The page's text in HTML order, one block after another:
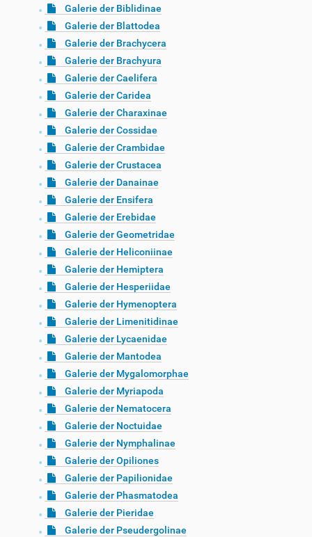
Galerie der Biblidinae
Galerie der Blattodea
Galerie der Brachycera
Galerie der Brachyura
Galerie der Caelifera
Galerie der Caridea
Galerie der Charaxinae
Galerie der Cossidae
Galerie der Crambidae
Galerie der Crustacea
Galerie der Danainae
Galerie der Ensifera
Galerie der Erebidae
Galerie der Geometridae
Galerie der Heliconiinae
Galerie der Hemiptera
Galerie der Hesperiidae
Galerie der Hymenoptera
Galerie der Limenitidinae
Galerie der Lycaenidae
Galerie der Mantodea
Galerie der Mygalomorphae
Galerie der Myriapoda
Galerie der Nematocera
Galerie der Noctuidae
Galerie der Nymphalinae
Galerie der Opiliones
Galerie der Papilionidae
Galerie der Phasmatodea
Galerie der Pieridae
Galerie der Pseudergolinae